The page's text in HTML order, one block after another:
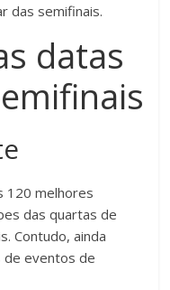
das semifinais.
datas
120 melhores
das quartas de
Contudo, ainda
de eventos de